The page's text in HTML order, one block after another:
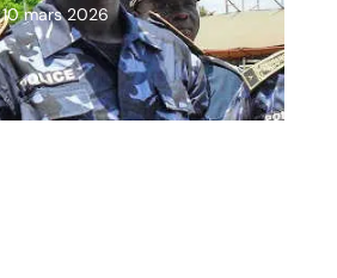
10 mars 2026